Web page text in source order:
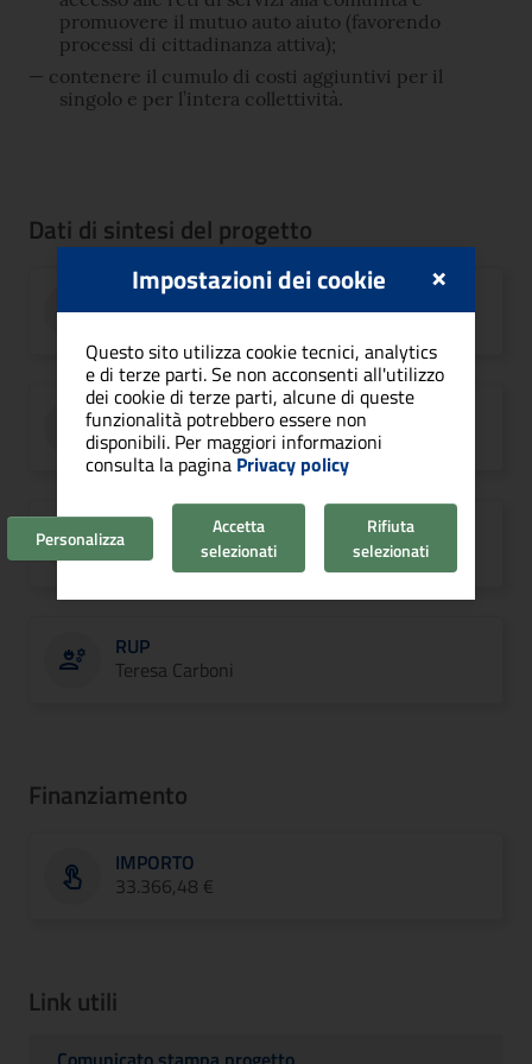
promuovere il mutuo auto aiuto (favorendo
processi di cittadinanza attiva);
contenere il cumulo di costi aggiuntivi per il
singolo e per l’intera collettività.
Dati di sintesi del progetto
CITTÀ
Cagliari
CODICE PROGETTO
CA3.2.2.a
ASSE/PRIORITÀ
Asse 3
RUP
Teresa Carboni
Finanziamento
IMPORTO
33.366,48 €
Link utili
×
Impostazioni dei cookie
Questo sito utilizza cookie tecnici, analytics
e di terze parti. Se non acconsenti all'utilizzo
dei cookie di terze parti, alcune di queste
funzionalità potrebbero essere non
disponibili. Per maggiori informazioni
consulta la pagina Privacy policy
Personalizza
Accetta
selezionati
Rifiuta
selezionati